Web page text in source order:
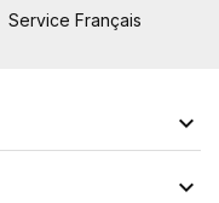
Service Français

